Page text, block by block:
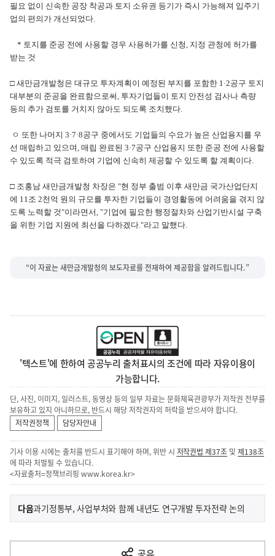
필요 없이 신속한 공장 착공과 토지 소유권 등기가 즉시 가능해져 입주기
업의 편의가 개선되었다.
* 토지를 준공 전에 사용할 경우 사용허가를 신청, 지정 관청에 허가를
받는 것
□ 새만금개발청은 대규모 투자계획이 예정된 부지를 포함한 1·2공구 토지
대부분의 준공을 완료함으로써, 투자기업들이 토지 안전성 검사나 측량
등의 추가 검토를 거치지 않아도 되도록 조치했다.
ㅇ 또한 나머지 3·7·8공구 중에서도 기업들의 수요가 높은 산업용지를 우
선 매립하고 있으며, 매립 완료된 3·7공구 산업용지 또한 준공 전에 사용할
수 있도록 적극 검토하여 기업에 신속히 제공할 수 있도록 할 계획이다.
□ 조홍남 새만금개발청 차장은 "현 정부 출범 이후 새만금 국가산업단지
에 11조 2천억 원의 규모를 투자한 기업들이 경영활동에 어려움을 겪지 않
도록 노력할 것"이라면서, "기업에 필요한 행정절차와 산업기반시설 구축
을 위한 기업 지원에 최선을 다하겠다."라고 말했다.
“이 자료는 새만금개발청의 보도자료를 전재하여 제공함을 알려드립니다.”
'텍스트'에 한하여 공공누리 출처표시의 조건에 따라 자유이용이
가능합니다.
단, 사진, 이미지, 일러스트, 동영상 등의 일부 자료는 문화체육관광부가 저작권 전부를
보유하고 있지 아니하므로, 반드시 해당 저작권자의 허락을 받으셔야 합니다.
저작권정책
담당자안내
기사 이용 시에는 출처를 반드시 표기해야 하며, 위반 시 저작권법 제37조 및제138조
에 따라 처벌될 수 있습니다.
<자료출처=정책브리핑 www.korea.kr>
이
전
다
다음기
사
과기정통부, 사업부처와 함께 내년도 연구개발 투자전략 논의